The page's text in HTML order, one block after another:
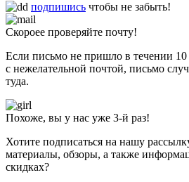
подпишись чтобы не забыть!
Скороее проверяйте почту!
Если письмо не пришло в течении 10
с нежелательной почтой, письмо
туда.
Похоже, вы у нас уже 3-й раз!
Хотите подписаться на нашу
материалы, обзоры, а также
скидках?